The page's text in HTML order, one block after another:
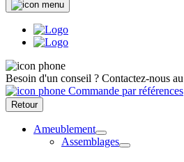
Besoin d'un conseil ? Contactez-nous au
Commande par références
Retour
Ameublement
Assemblages